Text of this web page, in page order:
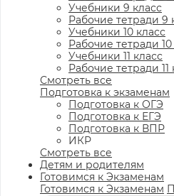
Учебники 9 класс
Рабочие тетради 9
Учебники 10 класс
Рабочие тетради 10
Учебники 11 класс
Рабочие тетради 11
Смотреть все
Подготовка к экзаменам
Подготовка к ОГЭ
Подготовка к ЕГЭ
Подготовка к ВПР
ИКР
Смотреть все
Детям и родителям
Готовимся к Экзаменам
Готовимся к Экзаменам